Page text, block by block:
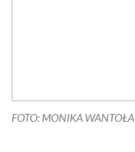
FOTO: MONIKA WANTOŁA